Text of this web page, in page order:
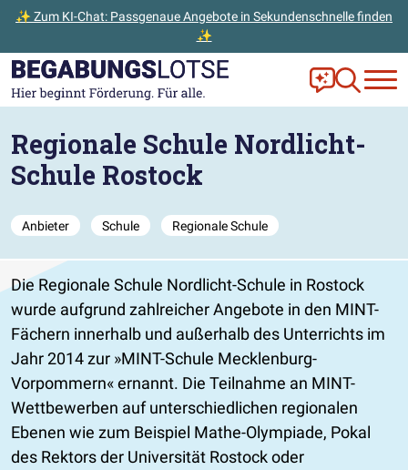
✨ Zum KI-Chat: Passgenaue Angebote in Sekundenschnelle finden
✨
Zum Hauptinhalt der Seite springen
Zur Startseite gehen Frag Ella!
Zur
Regionale Schule Nordlicht-
Schule Rostock
Anbieter Schule Regionale Schule
Die Regionale Schule Nordlicht-Schule in Rostock
wurde aufgrund zahlreicher Angebote in den MINT-
Fächern innerhalb und außerhalb des Unterrichts im
Jahr 2014 zur »MINT-Schule Mecklenburg-
Vorpommern« ernannt. Die Teilnahme an MINT-
Wettbewerben auf unterschiedlichen regionalen
Ebenen wie zum Beispiel Mathe-Olympiade, Pokal
des Rektors der Universität Rostock oder